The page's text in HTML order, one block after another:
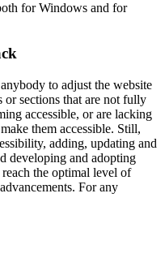
for Windows and for
to adjust the website
or sections that are not fully
accessible, or are lacking
them accessible. Still,
adding, updating and
developing and adopting
the optimal level of
For any